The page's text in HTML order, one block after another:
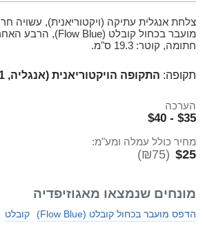
צלחת אנגלית עתיקה (ויקטוריאנית), עשויה
חתומה, קוטר: 19.3 ס"מ.
תקופה: התקופה הויקטוריאנית (אנגליה, 1837-1901)
הערכה
$35 - $40
מחיר כולל עמלה ומע"מ:
$25
(₪75)
מונחים שנמצאו מאגוזיפדיה
הדפס מועבר בכחול קובלט (Flow Blue) קובלט